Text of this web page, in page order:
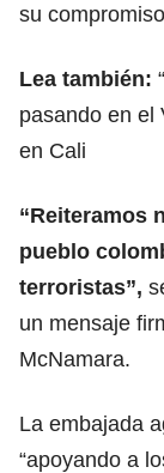
su
Lea también:
pasando en el
en Cali
“Reiteramos
pueblo
terroristas”,
un mensaje
McNamara.
La embajada
“apoyando a